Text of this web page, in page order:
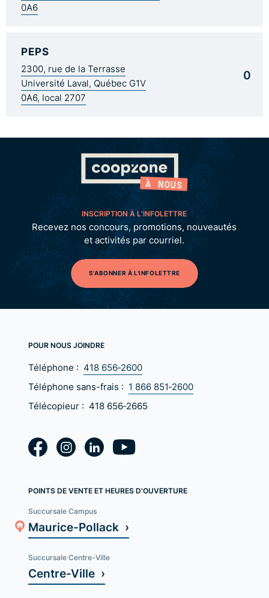
0A6
PEPS
2300, rue de la Terrasse
Université Laval, Québec G1V
0A6, local 2707
0
INSCRIPTION À L’INFOLETTRE
Recevez nos concours, promotions, nouveautés
et activités par courriel.
S'ABONNER À L'INFOLETTRE
POUR NOUS JOINDRE
Téléphone : 418 656‑2600
Téléphone sans-frais : 1 866 851‑2600
Télécopieur : 418 656‑2665
POINTS DE VENTE ET HEURES D'OUVERTURE
Succursale Campus
Maurice-Pollack ›
Succursale Centre-Ville
Centre-Ville ›